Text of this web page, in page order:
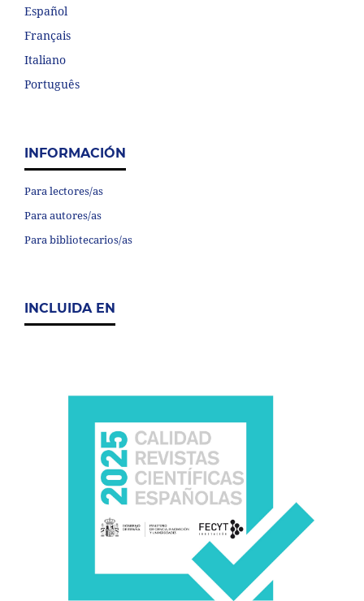
Español
Français
Italiano
Português
INFORMACIÓN
Para lectores/as
Para autores/as
Para bibliotecarios/as
INCLUIDA EN